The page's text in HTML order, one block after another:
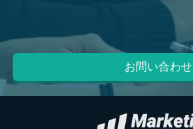
お問い合わせ